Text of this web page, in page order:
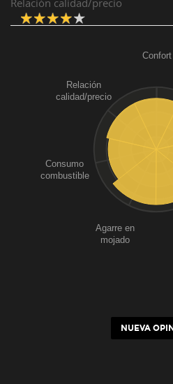
Relación calidad/precio
Confort
Agarre en
mojado
Consumo
combustible
Relación
calidad/precio
NUEVA